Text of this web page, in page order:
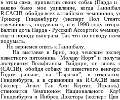
в этом сама, прихватив своих собак (Парда и
каково было мое удивление, когда
R.CACIB, обойдя всех латвийских чемпионов,
Триксер Гинденбургу (эксперт Пол
случайность, подумала я, и в 1998 году
Балтии дочь Парда - Русский Ассорти'к Фемину.
еще и породу выиграла. Так что по поводу
подумать.
Но вернемся опять к Ганнибалу.
На выставке в Брно, под чешским
известного питомника "Молдау Норт" и
австрияком Вольфганом Вайдорн, он вновь
(CACIB), обойдя собаку из известного
Годом раньше, на “Евразии”, в открытом
Гинденбурга, а в сравнении на R.CACIB
(эксперт Агнес Ган Ами Кертис,
становится Чемпионом Национального
Гинденбурга и Инбред Дэкстора (эксперт